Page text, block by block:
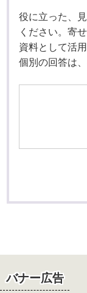
役に立った、
ください。寄
資料として活
個別の回答は
バナー広告